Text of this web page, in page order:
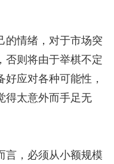
的情绪，对于市场突
否则将由于举棋不定
应对各种可能性，
得太意外而手足无
言，必须从小额规模